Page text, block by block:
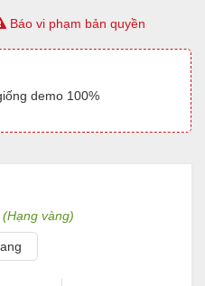
Báo vi phạm bản quyền
demo 100%
(Hạng vàng)